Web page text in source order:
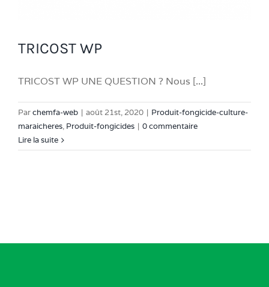
TRICOST WP
TRICOST WP UNE QUESTION ? Nous [...]
Parchemfa-web | août 21st, 2020 | Produit-fongicide-culture-
maraicheres, Produit-fongicides | 0 commentaire
Lire la suite